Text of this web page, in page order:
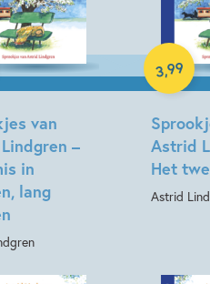
van
–
in
lang
Astrid
Het
Astrid
3,99